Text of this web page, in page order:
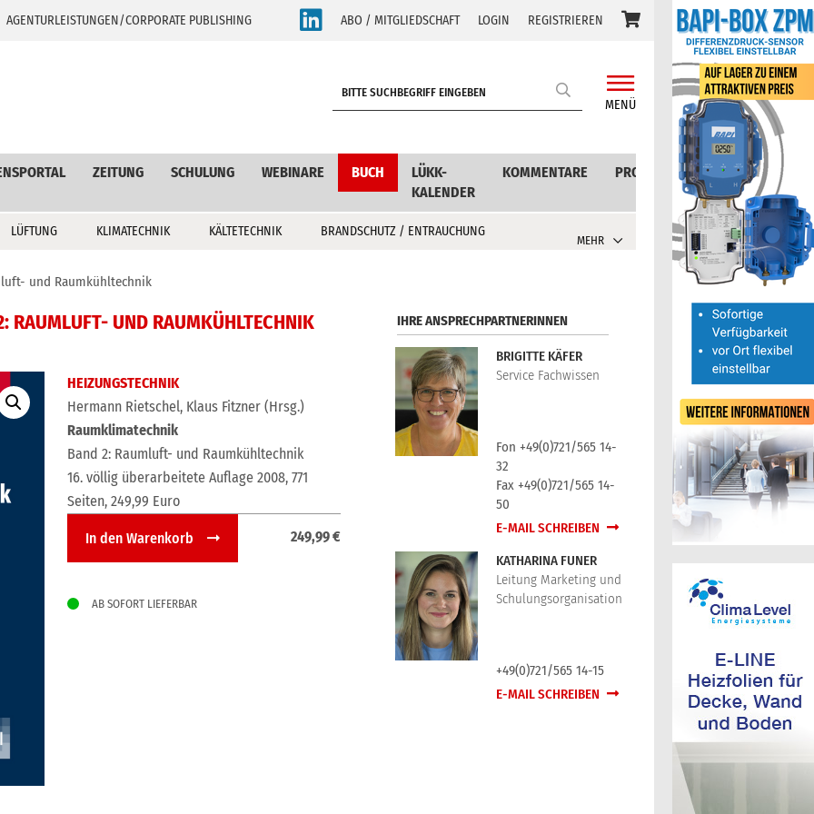
AGENTURLEISTUNGEN/CORPORATE PUBLISHING ABO / MITGLIEDSCHAFT LOGIN REGISTRIEREN
MENÜ
ZEITUNG SCHULUNG WEBINARE BUCH
LÜKK-
KALENDER
KOMMENTARE PRODUKTE
LÜFTUNG KLIMATECHNIK KÄLTETECHNIK BRANDSCHUTZ / ENTRAUCHUNG
MEHR
und Raumkühltechnik
RAUMLUFT- UND RAUMKÜHLTECHNIK
HEIZUNGSTECHNIK
Hermann Rietschel, Klaus Fitzner (Hrsg.)
Raumklimatechnik
Band 2: Raumluft- und Raumkühltechnik
16. völlig überarbeitete Auflage 2008, 771
Seiten, 249,99 Euro
249,99€
Band
Raumluft-
In den Warenkorb
AB SOFORT LIEFERBAR
IHRE ANSPRECHPARTNERINNEN
BRIGITTE KÄFER
Service Fachwissen
Fon +49(0)721/565 14-
32
Fax +49(0)721/565 14-
50
E-MAIL SCHREIBEN
KATHARINA FUNER
Leitung Marketing und
Schulungsorganisation
+49(0)721/565 14-15
E-MAIL SCHREIBEN